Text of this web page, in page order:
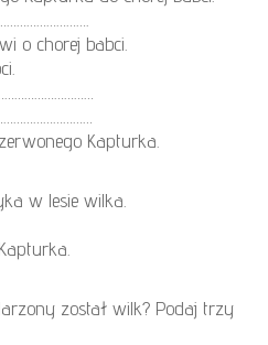
o chorej babci.
Kapturka.
w lesie wilka.
został wilk? Podaj trzy